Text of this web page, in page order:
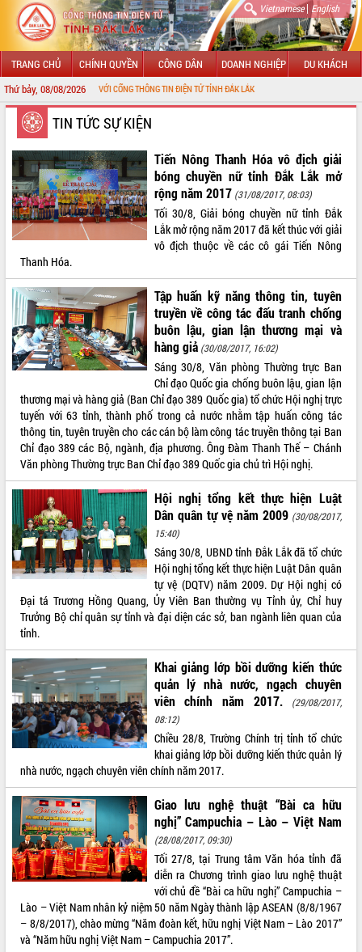
Vietnamese| English
TRANG CHỦ CHÍNH QUYỀN CÔNG DÂN DOANH NGHIỆP DU KHÁCH
Thứ bảy, 08/08/2026
VỚI CỔNG THÔNG TIN ĐIỆN TỬ TỈNH ĐẮK LẮK
GIỚI THIỆU
LÃNH ĐẠO UBND TỈNH
TIN TỨC SỰ KIỆN
SỞ, BAN, NGÀNH
THÔNG TIN CHỈ ĐẠO ĐIỀU HÀNH
HỆ THỐNG VĂN BẢN
VĂN BẢN HĐND TỈNH
QUY HOẠCH - KẾ HOẠCH
VIDEO
Loading the player...
Khám bệnh, cấp phát thuốc miễn phí
và tặng quà người dân xã Cư Pui
Hội nghị UBND tỉnh Đắk Lắk thường kỳ
tháng 7/2026
Lễ truy tặng danh hiệu “Bà Mẹ Việt
Nam Anh hùng” và trao Huân chương
Lao động
UBND tỉnh Đắk Lắk triển khai nhiệm
vụ 6 tháng cuối năm 2026
ALBUM ẢNH
TIN TỨC SỰ KIỆN
Tiến Nông Thanh Hóa vô địch giải
bóng chuyền nữ tỉnh Đắk Lắk mở
rộng năm 2017 (31/08/2017, 08:03)
Tối 30/8, Giải bóng chuyền nữ tỉnh Đắk
Lắk mở rộng năm 2017 đã kết thúc với giải
vô địch thuộc về các cô gái Tiến Nông
Thanh Hóa.
Tập huấn kỹ năng thông tin, tuyên
truyền về công tác đấu tranh chống
buôn lậu, gian lận thương mại và
hàng giả (30/08/2017, 16:02)
Sáng 30/8, Văn phòng Thường trực Ban
Chỉ đạo Quốc gia chống buôn lậu, gian lận
thương mại và hàng giả (Ban Chỉ đạo 389 Quốc gia) tổ chức Hội nghị trực
tuyến với 63 tỉnh, thành phố trong cả nước nhằm tập huấn công tác
thông tin, tuyên truyền cho các cán bộ làm công tác truyền thông tại Ban
Chỉ đạo 389 các Bộ, ngành, địa phương. Ông Đàm Thanh Thế – Chánh
Văn phòng Thường trực Ban Chỉ đạo 389 Quốc gia chủ trì Hội nghị.
Hội nghị tổng kết thực hiện Luật
Dân quân tự vệ năm 2009 (30/08/2017,
15:40)
Sáng 30/8, UBND tỉnh Đắk Lắk đã tổ chức
Hội nghị tổng kết thực hiện Luật Dân quân
tự vệ (DQTV) năm 2009. Dự Hội nghị có
Đại tá Trương Hồng Quang, Ủy Viên Ban thường vụ Tỉnh ủy, Chỉ huy
Trưởng Bộ chỉ quân sự tỉnh và đại diện các sở, ban ngành liên quan của
tỉnh.
Khai giảng lớp bồi dưỡng kiến thức
quản lý nhà nước, ngạch chuyên
viên chính năm 2017.
(29/08/2017,
08:12)
Chiều 28/8, Trường Chính trị tỉnh tổ chức
khai giảng lớp bồi dưỡng kiến thức quản lý
nhà nước, ngạch chuyên viên chính năm 2017.
Giao lưu nghệ thuật “Bài ca hữu
nghị” Campuchia – Lào – Việt Nam
(28/08/2017, 09:30)
Tối 27/8, tại Trung tâm Văn hóa tỉnh đã
diễn ra Chương trình giao lưu nghệ thuật
với chủ đề “Bài ca hữu nghị” Campuchia –
Lào – Việt Nam nhân kỷ niệm 50 năm Ngày thành lập ASEAN (8/8/1967
– 8/8/2017), chào mừng “Năm đoàn kết, hữu nghị Việt Nam – Lào 2017”
và “Năm hữu nghị Việt Nam – Campuchia 2017”.